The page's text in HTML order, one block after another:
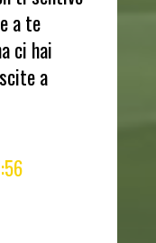
a te
ci hai
a